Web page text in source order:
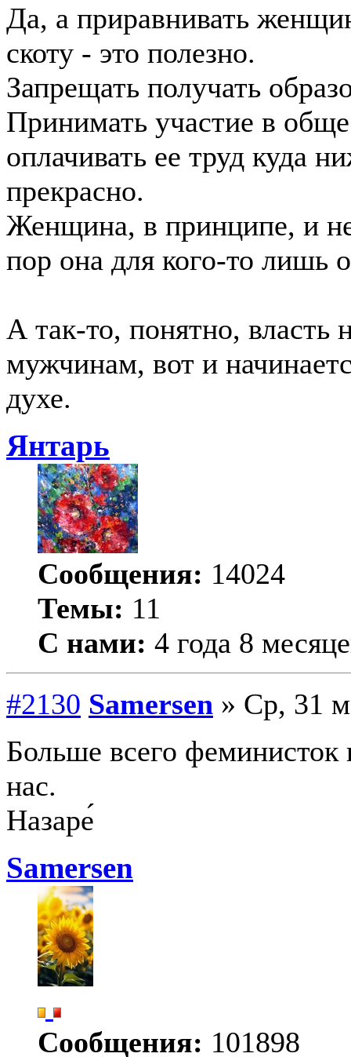
Да, а приравнивать
скоту - это полезно.
Запрещать получать
Принимать участие в
оплачивать ее труд куда
прекрасно.
Женщина, в принципе, и
пор она для кого-то лишь
А так-то, понятно, власть
мужчинам, вот и
духе.
Янтарь
Сообщения: 14024
Темы: 11
С нами: 4 года 8
#2130 Samersen » Ср, 31
Больше всего
нас.
Назаре́
Samersen
Сообщения: 101898